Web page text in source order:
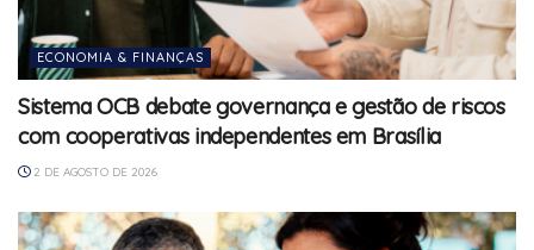
ECONOMIA & FINANÇAS
Sistema OCB debate governança e gestão de riscos
com cooperativas independentes em Brasília
2 DE AGOSTO DE 2026